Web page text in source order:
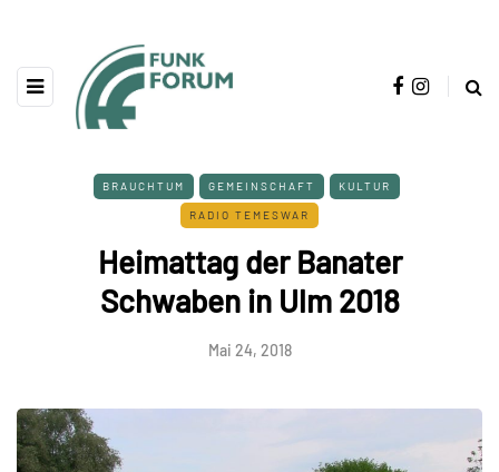
BRAUCHTUM GEMEINSCHAFT KULTUR
RADIO TEMESWAR
Heimattag der Banater
Schwaben in Ulm 2018
Mai 24, 2018